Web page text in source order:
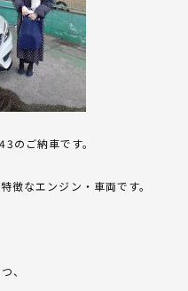
のご納車です。
徴なエンジン・車両です。
、